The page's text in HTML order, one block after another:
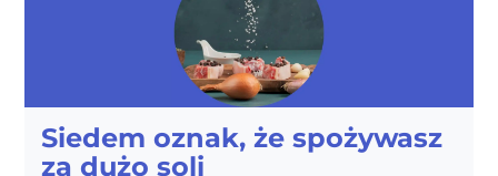
Siedem oznak, że spożywasz
za dużo soli